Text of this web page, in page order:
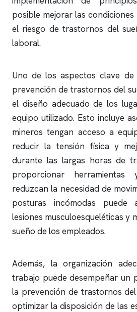
posible mejorar las
el riesgo de trastornos del
laboral.
Uno de los aspectos clave
prevención de trastornos del
el diseño adecuado de los
equipo utilizado. Esto incluye
mineros tengan acceso a
reducir la tensión física y
durante las largas horas de
proporcionar herramientas
reduzcan la necesidad de
posturas incómodas puede
lesiones musculoesqueléticas y
sueño de los empleados.
Además, la organización
trabajo puede desempeñar un
la prevención de trastornos
optimizar la disposición de las